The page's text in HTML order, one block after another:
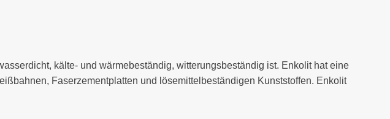
kälte- und wärmebeständig, witterungsbeständig ist. Enkolit hat eine
Faserzementplatten und lösemittelbeständigen Kunststoffen. Enkolit